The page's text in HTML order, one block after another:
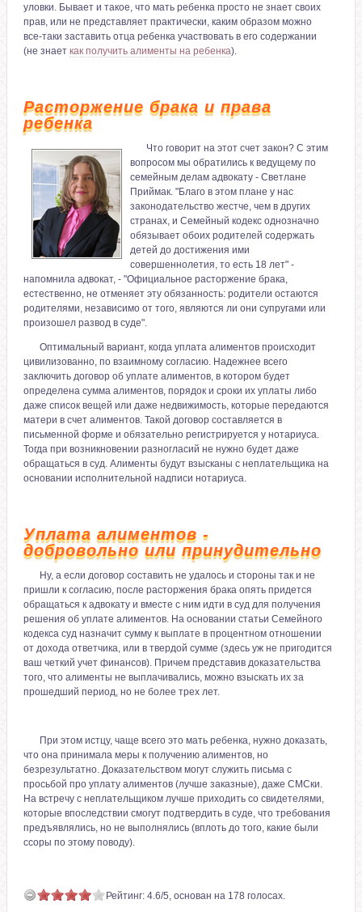
уловки. Бывает и такое, что мать ребенка просто не знает своих
прав, или не представляет практически, каким образом можно
все-таки заставить отца ребенка участвовать в его содержании
(не знает как получить алименты на ребенка).
Расторжение брака и права
ребенка
Что говорит на этот счет закон? С этим
вопросом мы обратились к ведущему по
семейным делам адвокату - Светлане
Приймак. "Благо в этом плане у нас
законодательство жестче, чем в других
странах, и Семейный кодекс однозначно
обязывает обоих родителей содержать
детей до достижения ими
совершеннолетия, то есть 18 лет" -
напомнила адвокат, - "Официальное расторжение брака,
естественно, не отменяет эту обязанность: родители остаются
родителями, независимо от того, являются ли они супругами или
произошел развод в суде".
Оптимальный вариант, когда уплата алиментов происходит
цивилизованно, по взаимному согласию. Надежнее всего
заключить договор об уплате алиментов, в котором будет
определена сумма алиментов, порядок и сроки их уплаты либо
даже список вещей или даже недвижимость, которые передаются
матери в счет алиментов. Такой договор составляется в
письменной форме и обязательно регистрируется у нотариуса.
Тогда при возникновении разногласий не нужно будет даже
обращаться в суд. Алименты будут взысканы с неплательщика на
основании исполнительной надписи нотариуса.
Уплата алиментов -
добровольно или принудительно
Ну, а если договор составить не удалось и стороны так и не
пришли к согласию, после расторжения брака опять придется
обращаться к адвокату и вместе с ним идти в суд для получения
решения об уплате алиментов. На основании статьи Семейного
кодекса суд назначит сумму к выплате в процентном отношении
от дохода ответчика, или в твердой сумме (здесь уж не пригодится
ваш четкий учет финансов). Причем представив доказательства
того, что алименты не выплачивались, можно взыскать их за
прошедший период, но не более трех лет.
При этом истцу, чаще всего это мать ребенка, нужно доказать,
что она принимала меры к получению алиментов, но
безрезультатно. Доказательством могут служить письма с
просьбой про уплату алиментов (лучше заказные), даже СМСки.
На встречу с неплательщиком лучше приходить со свидетелями,
которые впоследствии смогут подтвердить в суде, что требования
предъявлялись, но не выполнялись (вплоть до того, какие были
ссоры по этому поводу).
Рейтинг: 4.6/5, основан на 178 голосах.